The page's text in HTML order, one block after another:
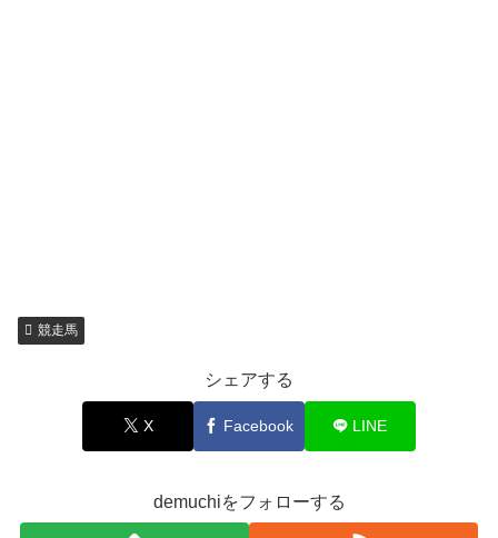
競走馬
シェアする
X Facebook LINE
demuchiをフォローする